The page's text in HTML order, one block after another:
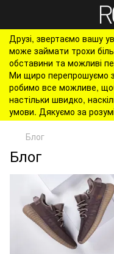
Друзі, звертаємо вашу
може займати трохи
обставини та можливі
Ми щиро перепрошуємо
робимо все можливе,
настільки швидко,
умови. Дякуємо за
Блог
Блог